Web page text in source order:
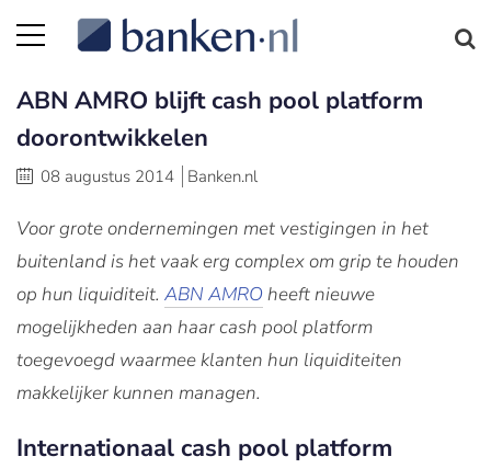
ABN AMRO blijft cash pool platform
doorontwikkelen
08 augustus 2014 Banken.nl
Voor grote ondernemingen met vestigingen in het
buitenland is het vaak erg complex om grip te houden
op hun liquiditeit. ABN AMROheeft nieuwe
mogelijkheden aan haar cash pool platform
toegevoegd waarmee klanten hun liquiditeiten
makkelijker kunnen managen.
Internationaal cash pool platform